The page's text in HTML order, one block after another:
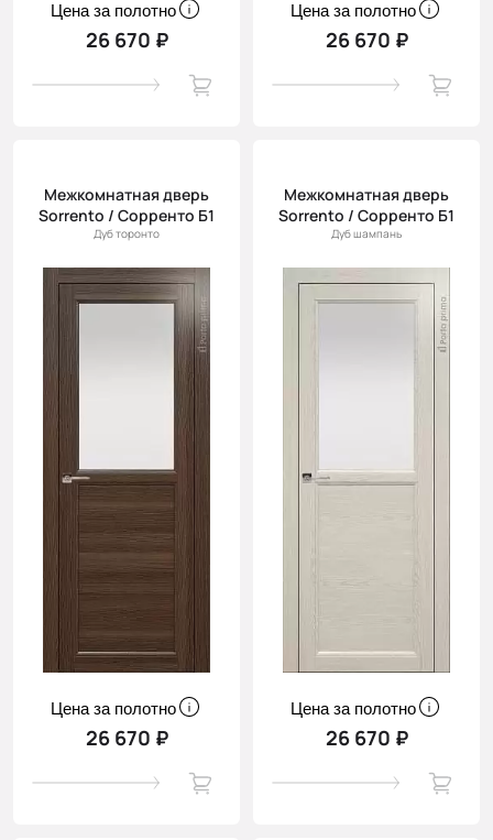
Цена за полотно
26 670 ₽
Цена за полотно
26 670 ₽
Межкомнатная дверь
Sorrento / Сорренто Б1
Дуб торонто
Цена за полотно
26 670 ₽
Межкомнатная дверь
Sorrento / Сорренто Б1
Дуб шампань
Цена за полотно
26 670 ₽